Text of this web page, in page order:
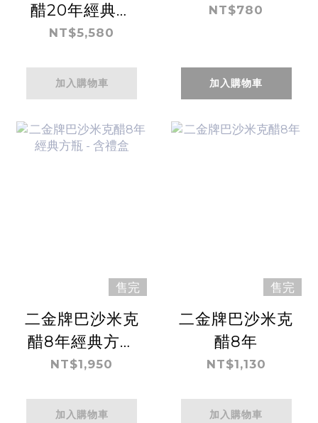
醋20年經典方
瓶-含禮盒
NT$5,580
加入購物車
NT$780
加入購物車
售完
二金牌巴沙米克
醋8年經典方瓶
- 含禮盒
NT$1,950
加入購物車
售完
二金牌巴沙米克
醋8年
NT$1,130
加入購物車